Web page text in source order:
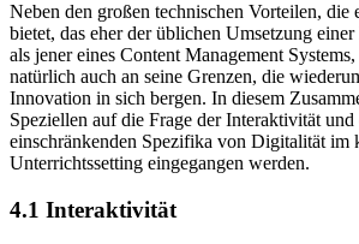
Neben den großen technischen Vorteilen, die
bietet, das eher der üblichen Umsetzung
als jener eines Content Management
natürlich auch an seine Grenzen, die
Innovation in sich bergen. In diesem
Speziellen auf die Frage der Interaktivität
einschränkenden Spezifika von Digitalität im
Unterrichtssetting eingegangen werden.
4.1 Interaktivität